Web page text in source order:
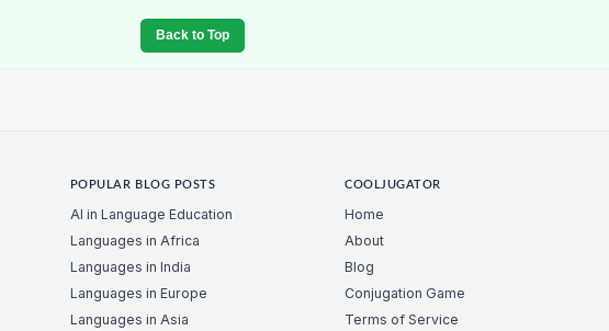
Back to Top
POPULAR BLOG POSTS
AI in Language Education
Languages in Africa
Languages in India
Languages in Europe
Languages in Asia
COOLJUGATOR
Home
About
Blog
Conjugation Game
Terms of Service